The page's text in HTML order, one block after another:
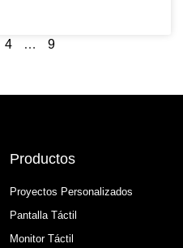
4 … 9
Productos
Proyectos Personalizados
Pantalla Táctil
Monitor Táctil